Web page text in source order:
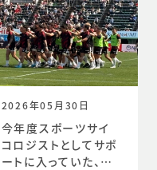
れました。◆放送内容
はこちら↓https://
www.nhk.jp/p/ts/
4V23PRP3YR/epis
ode/te/QNX8MVR
GJW
2026年05月30日
今年度スポーツサイ
コロジストとしてサポ
ートに入っていた、リ